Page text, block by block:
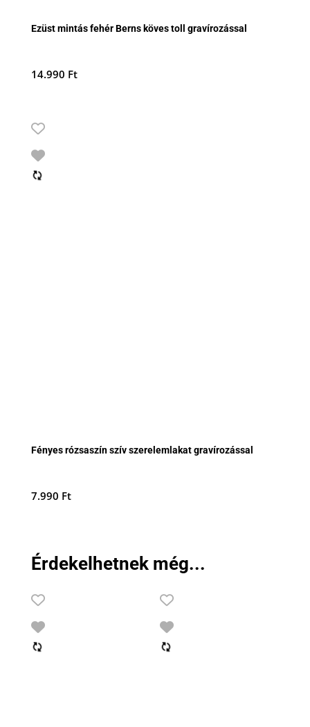
Ezüst mintás fehér Berns köves toll gravírozással
14.990 Ft
Fényes rózsaszín szív szerelemlakat gravírozással
7.990 Ft
Érdekelhetnek még...